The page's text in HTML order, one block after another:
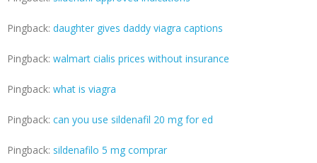
Pingback: daughter gives daddy viagra captions
Pingback: walmart cialis prices without insurance
Pingback: what is viagra
Pingback: can you use sildenafil 20 mg for ed
Pingback: sildenafilo 5 mg comprar